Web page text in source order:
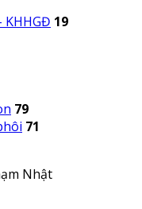
KHHGĐ 19
79
71
Nhật